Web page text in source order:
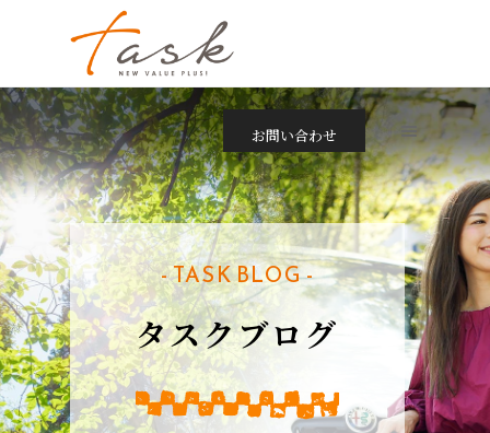
お問い合わせ
- TASK BLOG -
タスクブログ